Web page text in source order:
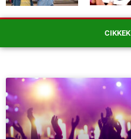
CIKKEK